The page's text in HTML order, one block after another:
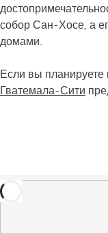
собор Сан-Хосе, а
домами.
Если вы планируете
Гватемала-Сити